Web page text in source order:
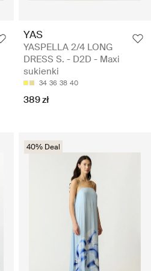
YAS
YASPELLA 2/4 LONG
DRESS S. - D2D - Maxi
sukienki
34 36 38 40
389 zł
40% Deal